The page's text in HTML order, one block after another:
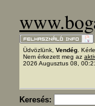
Üdvözlünk, Vendég .
Nem érkezett meg az
2026 Augusztus 08,
Keresés: